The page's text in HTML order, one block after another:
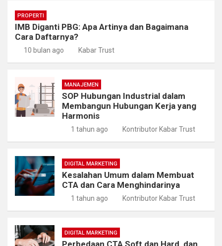
PROPERTI
IMB Diganti PBG: Apa Artinya dan Bagaimana
Cara Daftarnya?
10 bulan ago Kabar Trust
MANAJEMEN
SOP Hubungan Industrial dalam
Membangun Hubungan Kerja yang
Harmonis
1 tahun ago Kontributor Kabar Trust
DIGITAL MARKETING
Kesalahan Umum dalam Membuat
CTA dan Cara Menghindarinya
1 tahun ago Kontributor Kabar Trust
DIGITAL MARKETING
Perbedaan CTA Soft dan Hard, dan